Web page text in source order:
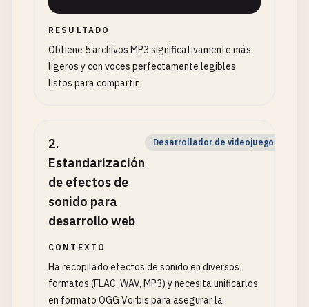
RESULTADO
Obtiene 5 archivos MP3 significativamente más
ligeros y con voces perfectamente legibles
listos para compartir.
2.
Estandarización
de efectos de
sonido para
desarrollo web
Desarrollador de videojuegos web
CONTEXTO
Ha recopilado efectos de sonido en diversos
formatos (FLAC, WAV, MP3) y necesita unificarlos
en formato OGG Vorbis para asegurar la